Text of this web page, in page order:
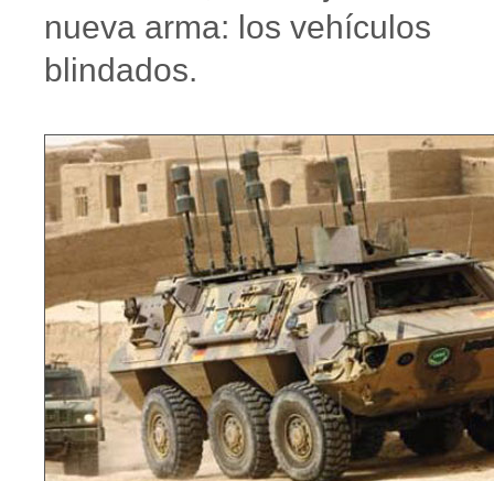
nueva arma: los vehículos
blindados.